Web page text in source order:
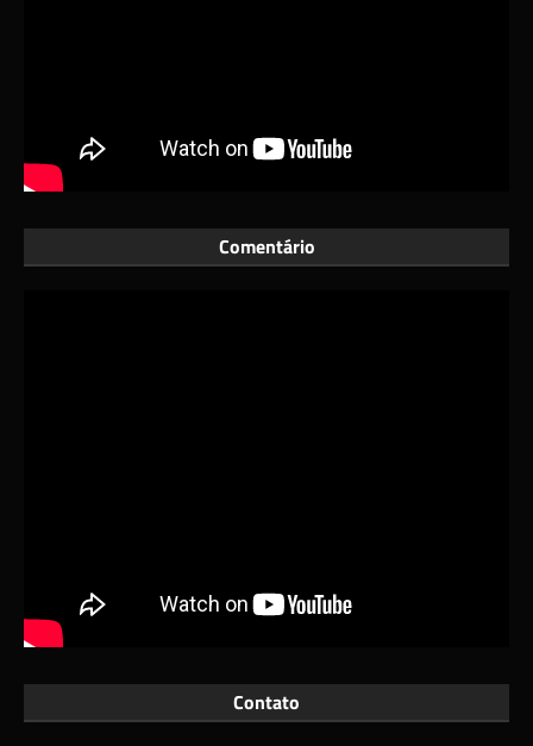
Comentário
Contato